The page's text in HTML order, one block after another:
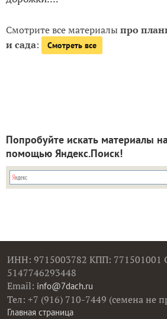
Смотрите все материалыпро
и сада: Смотреть все
Попробуйте искать материалы
помощью Яндекс.Поиск!
ИНН: 9715003782 КПП: 771501001
5147746293448
Email: info@7dach.ru
Тел: +7 (916) 710-7449 (семена не
Главная страница